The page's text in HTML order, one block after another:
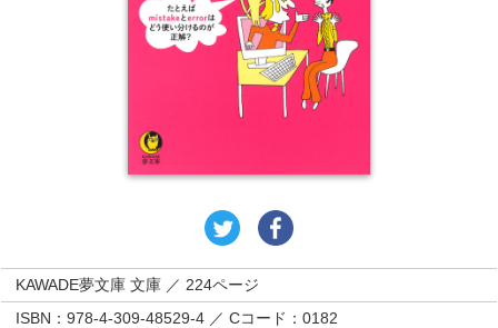
KAWADE夢文庫 文庫 ／ 224ページ
ISBN：978-4-309-48529-4 ／ Cコード：0182